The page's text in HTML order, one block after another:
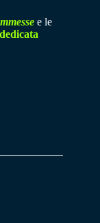
e le